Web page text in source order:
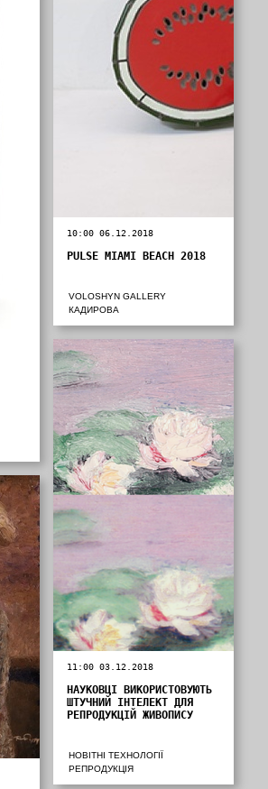
10:00 06.12.2018
PULSE MIAMI BEACH 2018
VOLOSHYN GALLERY
КАДИРОВА
11:00 03.12.2018
НАУКОВЦІ ВИКОРИСТОВУЮТЬ
ШТУЧНИЙ ІНТЕЛЕКТ ДЛЯ
РЕПРОДУКЦІЙ ЖИВОПИСУ
НОВІТНІ ТЕХНОЛОГІЇ
РЕПРОДУКЦІЯ